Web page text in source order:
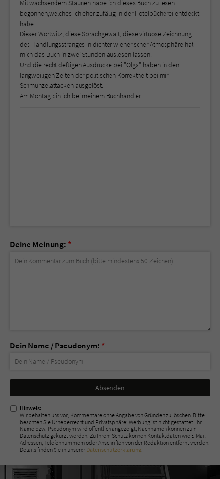
Mit wachsendem Staunen habe ich dieses Buch zu lesen
begonnen,welches ich eher zufällig in der Hotelbücherei entdeckt
habe.
Dieser Wortwitz, diese Sprachgewalt, diese virtuose Zeichnung
des Handlungsstranges in dichter wienerischer Atmosphäre hat
mich das Buch in zwei Stunden auslesen lassen.
Und die recht deftigen Ausdrücke bei "Olga" haben in den
langweiligen Zeiten der politischen Korrektheit bei mir
Schmunzelattacken ausgelöst.
Am Montag bin ich bei meinem Buchhändler.
Deine Meinung: *
Dein Name / Pseudonym: *
Nicht
ausfüllen!
Hinweis:
Wir behalten uns vor, Kommentare ohne Angabe von Gründen zu löschen. Bitte
beachten Sie Urheberrecht und Privatsphäre; Werbung ist nicht gestattet. Ihr
Name bzw. Pseudonym wird öffentlich angezeigt; Nachnamen können zum
Datenschutz gekürzt werden. Zu Ihrem Schutz können Kontaktdaten wie E-Mail-
Adressen, Telefonnummern oder Anschriften von der Redaktion entfernt werden.
Details finden Sie in unserer Datenschutzerklärung.